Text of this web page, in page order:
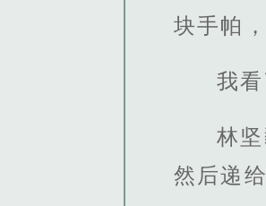
块手帕
我
林
然后递给